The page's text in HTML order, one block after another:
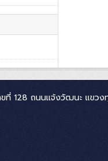
ที่ 128 ถนนแจ้งวัฒนะ แขวง